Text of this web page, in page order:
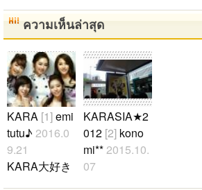
ความเห็นล่าสุด
KARA [1]emi
tutu♪ 2016.0
9.21
KARA大好き
KARASIA★2
012 [2]kono
mi** 2015.10.
07